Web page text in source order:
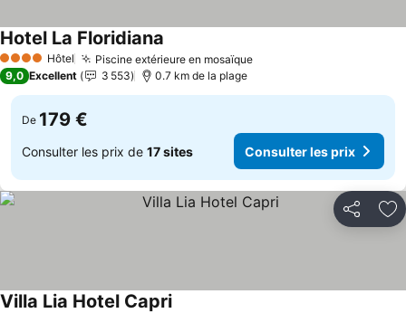
4 Étoiles Hôtel Piscine extérieure en mosaïque
Hotel La Floridiana
9,0 Excellent 3 553 0.7 km de la plage
De 179 €
Consulter les prix de 17 sites Consulter les prix
Partager
Villa Lia Hotel Capri